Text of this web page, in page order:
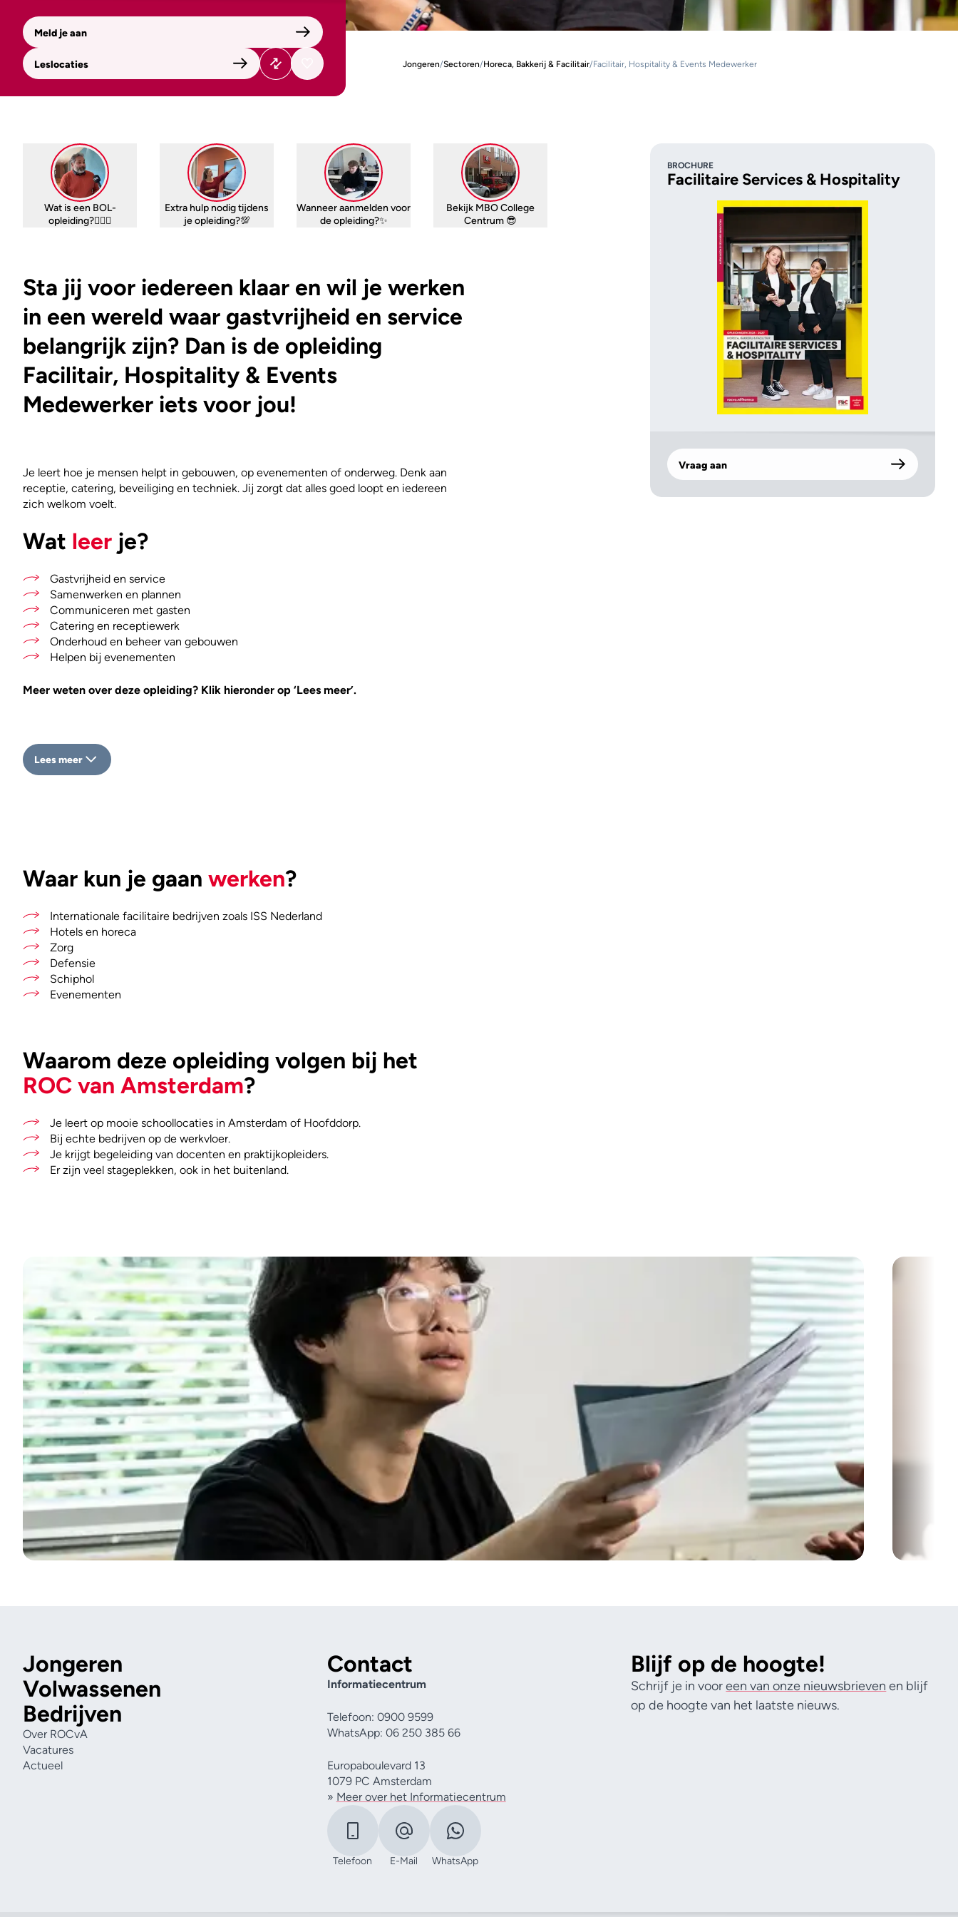
Meld je aan
Leslocaties Jongeren/Sectoren/Horeca, Bakkerij & Facilitair/Facilitair, Hospitality & Events Medewerker
Wat is een BOL-
opleiding?🤷🏼‍♀️
Extra hulp nodig tijdens
je opleiding?💯
Wanneer aanmelden voor
de opleiding?✨
Bekijk MBO College
Centrum 😎
Sta jij voor iedereen klaar en wil je werken
in een wereld waar gastvrijheid en service
belangrijk zijn? Dan is de opleiding
Facilitair, Hospitality & Events
Medewerker iets voor jou!
Je leert hoe je mensen helpt in gebouwen, op evenementen of onderweg. Denk aan
receptie, catering, beveiliging en techniek. Jij zorgt dat alles goed loopt en iedereen
zich welkom voelt.
Wat leer je?
Gastvrijheid en service
Samenwerken en plannen
Communiceren met gasten
Catering en receptiewerk
Onderhoud en beheer van gebouwen
Helpen bij evenementen
Meer weten over deze opleiding? Klik hieronder op ‘Lees meer’.
Lees meer
BROCHURE
Facilitaire Services & Hospitality
Vraag aan
Waar kun je gaan werken?
Internationale facilitaire bedrijven zoals ISS Nederland
Hotels en horeca
Zorg
Defensie
Schiphol
Evenementen
Waarom deze opleiding volgen bij het
ROC van Amsterdam?
Je leert op mooie schoollocaties in Amsterdam of Hoofddorp.
Bij echte bedrijven op de werkvloer.
Je krijgt begeleiding van docenten en praktijkopleiders.
Er zijn veel stageplekken, ook in het buitenland.
Jongeren
Volwassenen
Bedrijven
Over ROCvA
Vacatures
Actueel
Contact
Informatiecentrum
Telefoon: 0900 9599
WhatsApp: 06 250 385 66
Europaboulevard 13
1079 PC Amsterdam
» Meer over het Informatiecentrum
Telefoon E-Mail WhatsApp
Blijf op de hoogte!
Schrijf je in vooreen van onze nieuwsbrieven en blijf
op de hoogte van het laatste nieuws.